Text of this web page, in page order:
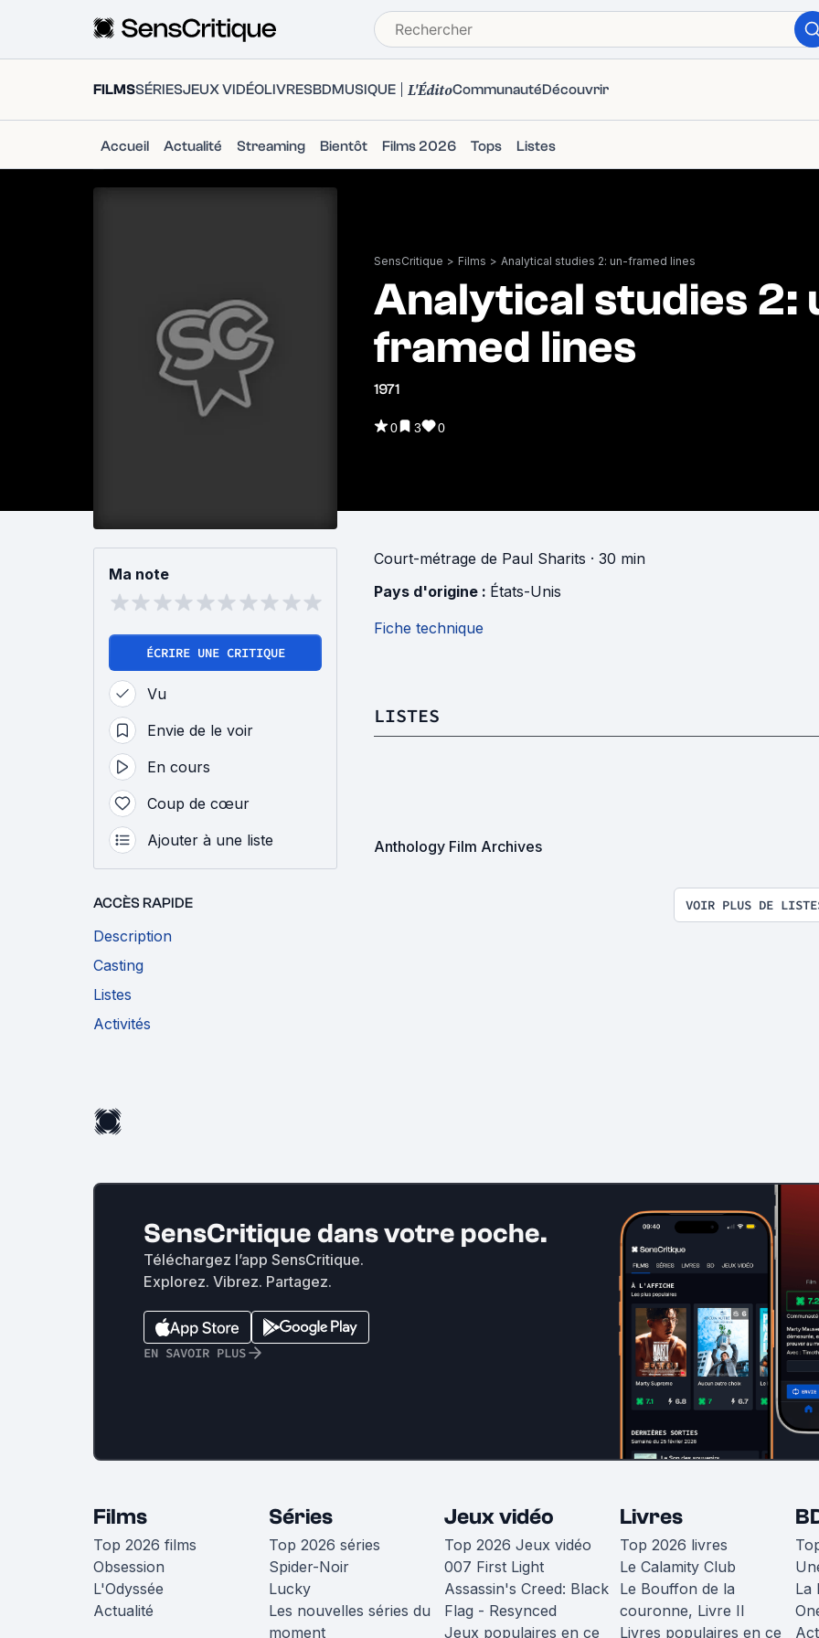
FILMSSÉRIESJEUX VIDÉOLIVRESBDMUSIQUE L'ÉditoCommunautéDécouvrir
Accueil Actualité Streaming Bientôt Films 2026 Tops Listes
SensCritique > Films > Analytical studies 2: un-framed lines
Analytical studies 2:
framed lines
1971
0 3 0
Ma note
ÉCRIRE UNE CRITIQUE
Vu
Envie de le voir
En cours
Coup de cœur
Ajouter à une liste
ACCÈS RAPIDE
Description
Casting
Listes
Activités
Court-métrage de Paul Sharits · 30 min
Pays d'origine : États-Unis
Fiche technique
LISTES
Anthology Film Archives
VOIR PLUS DE
SensCritique dans votre poche.
Téléchargez l’app SensCritique.
Explorez. Vibrez. Partagez.
EN SAVOIR PLUS
Films
Top 2026 films
Obsession
L'Odyssée
Actualité
Séries
Top 2026 séries
Spider-Noir
Lucky
Les nouvelles séries du
moment
Jeux vidéo
Top 2026 Jeux vidéo
007 First Light
Assassin's Creed: Black
Flag - Resynced
Jeux populaires en ce
Livres
Top 2026 livres
Le Calamity Club
Le Bouffon de la
couronne, Livre II
Livres populaires en ce
La